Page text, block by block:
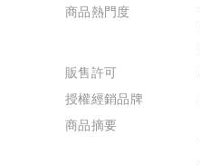
商品熱門度
販售許可
授權經銷品牌
商品摘要